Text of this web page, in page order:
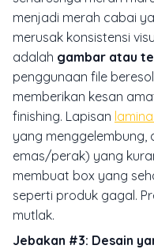
menjadi merah cabai
merusak konsistensi
adalah gambar atau
penggunaan file
memberikan kesan
finishing. Lapisan
yang menggelembung,
emas/perak) yang
membuat box yang
seperti produk gagal.
mutlak.
Jebakan #3: Desain